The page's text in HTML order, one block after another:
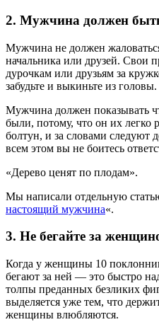
2. Мужчина должен
Мужчина не должен
начальника или друзей. Свои
дурочкам или друзьям за
забудьте и выкиньте из головы.
Мужчина должен показывать
были, потому, что он их
болтун, и за словами
всем этом вы не боитесь
«Дерево ценят по плодам».
Мы написали отдельную
настоящий мужчина«.
3. Не бегайте за
Когда у женщины 10
бегают за ней — это быстро
толпы преданных безликих
выделяется уже тем, что
женщины влюбляются.